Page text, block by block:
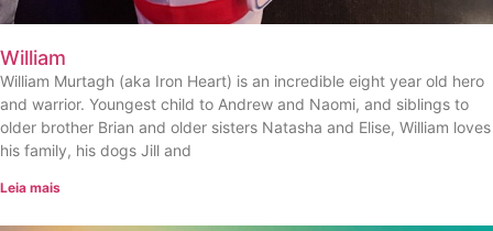
William
William Murtagh (aka Iron Heart) is an incredible eight year old hero
and warrior. Youngest child to Andrew and Naomi, and siblings to
older brother Brian and older sisters Natasha and Elise, William loves
his family, his dogs Jill and
Leia mais